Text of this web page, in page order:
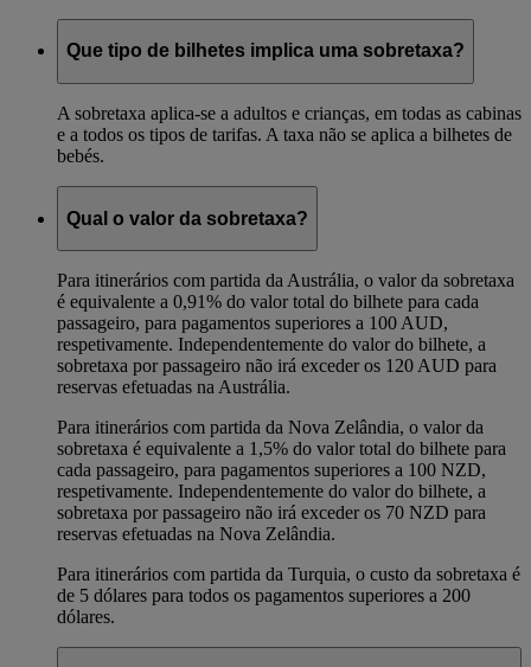
Que tipo de bilhetes implica uma sobretaxa?
A sobretaxa aplica-se a adultos e crianças, em todas as cabinas
e a todos os tipos de tarifas. A taxa não se aplica a bilhetes de
bebés.
Qual o valor da sobretaxa?
Para itinerários com partida da Austrália, o valor da sobretaxa
é equivalente a 0,91% do valor total do bilhete para cada
passageiro, para pagamentos superiores a 100 AUD,
respetivamente. Independentemente do valor do bilhete, a
sobretaxa por passageiro não irá exceder os 120 AUD para
reservas efetuadas na Austrália.
Para itinerários com partida da Nova Zelândia, o valor da
sobretaxa é equivalente a 1,5% do valor total do bilhete para
cada passageiro, para pagamentos superiores a 100 NZD,
respetivamente. Independentemente do valor do bilhete, a
sobretaxa por passageiro não irá exceder os 70 NZD para
reservas efetuadas na Nova Zelândia.
Para itinerários com partida da Turquia, o custo da sobretaxa é
de 5 dólares para todos os pagamentos superiores a 200
dólares.